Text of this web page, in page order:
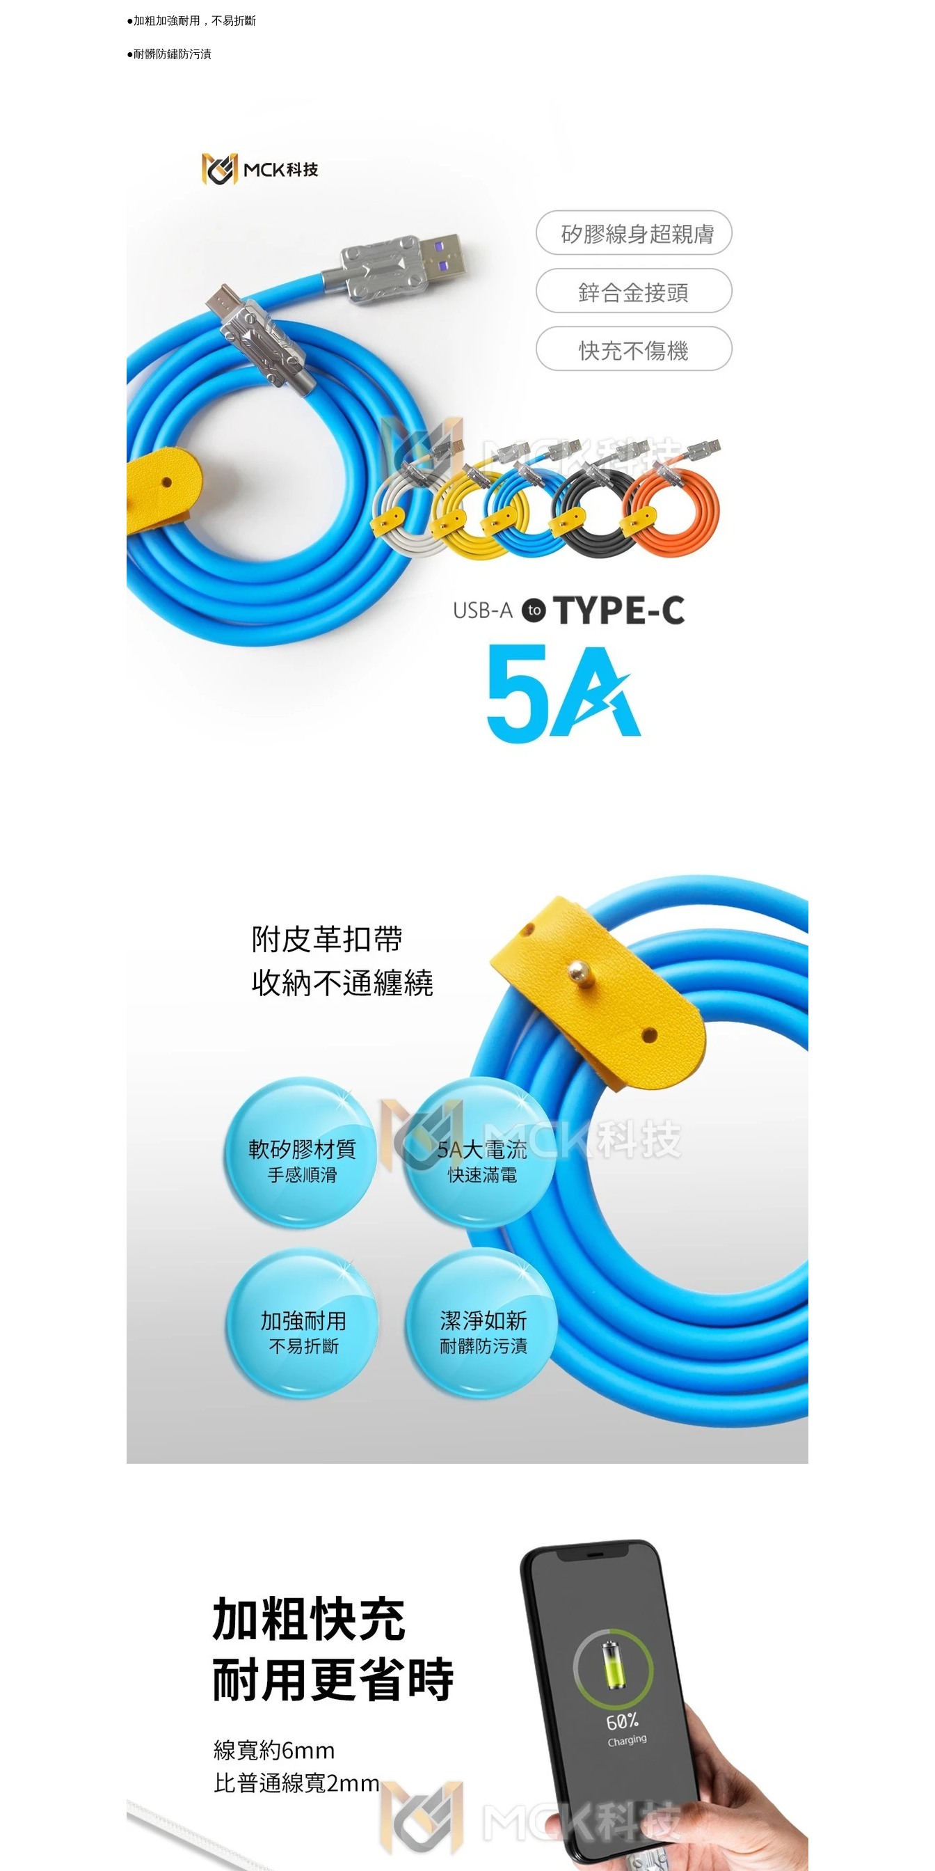
●加粗加強耐用，不易折斷
●耐髒防鏽防污漬